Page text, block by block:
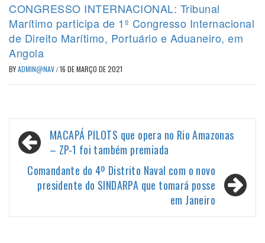
CONGRESSO INTERNACIONAL: Tribunal
Marítimo participa de 1º Congresso Internacional
de Direito Marítimo, Portuário e Aduaneiro, em
Angola
BYADMIN@NAV/16 DE MARÇO DE 2021
Navegação
de
Post
MACAPÁ PILOTS que opera no Rio Amazonas
– ZP-1 foi também premiada
Comandante do 4º Distrito Naval com o novo
presidente do SINDARPA que tomará posse
em Janeiro